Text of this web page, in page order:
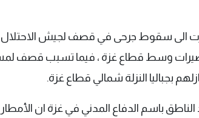
الى سقوط جرحى في قصف لجيش الاحتلال
وسط قطاع غزة ، فيما تسبب قصف
بجباليا النزلة شمالي قطاع غزة.
باسم الدفاع المدني في غزة ان